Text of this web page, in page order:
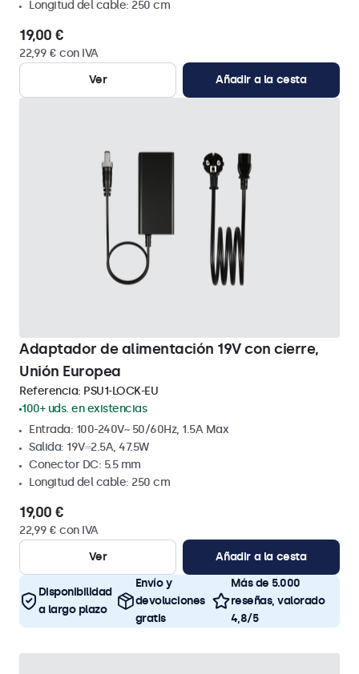
Longitud del cable: 250 cm
19,00 €
22,99 € con IVA
Ver
Añadir a la cesta
Adaptador de alimentación 19V con cierre,
Unión Europea
Referencia: PSU1-LOCK-EU
100+ uds. en existencias
Entrada: 100-240V~ 50/60Hz, 1.5A Max
Salida: 19V⎓2.5A, 47.5W
Conector DC: 5.5 mm
Longitud del cable: 250 cm
19,00 €
22,99 € con IVA
Ver
Añadir a la cesta
Disponibilidad
a largo plazo
Envío y
devoluciones
gratis
Más de 5.000
reseñas, valorado
4,8/5